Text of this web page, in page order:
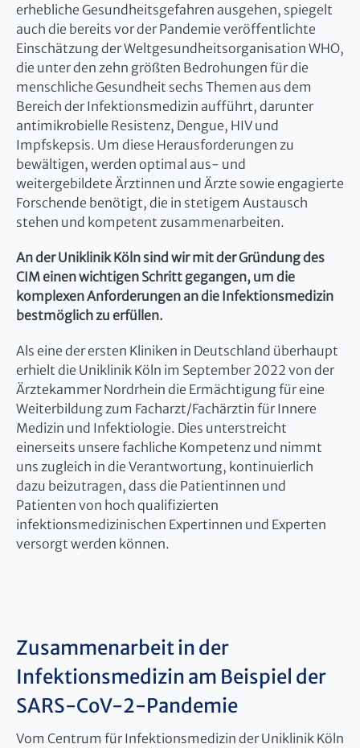
erhebliche Gesundheitsgefahren ausgehen, spiegelt
auch die bereits vor der Pandemie veröffentlichte
Einschätzung der Weltgesundheitsorganisation WHO,
die unter den zehn größten Bedrohungen für die
menschliche Gesundheit sechs Themen aus dem
Bereich der Infektionsmedizin aufführt, darunter
antimikrobielle Resistenz, Dengue, HIV und
Impfskepsis. Um diese Herausforderungen zu
bewältigen, werden optimal aus- und
weitergebildete Ärztinnen und Ärzte sowie engagierte
Forschende benötigt, die in stetigem Austausch
stehen und kompetent zusammenarbeiten.
An der Uniklinik Köln sind wir mit der Gründung des
CIM einen wichtigen Schritt gegangen, um die
komplexen Anforderungen an die Infektionsmedizin
bestmöglich zu erfüllen.
Als eine der ersten Kliniken in Deutschland überhaupt
erhielt die Uniklinik Köln im September 2022 von der
Ärztekammer Nordrhein die Ermächtigung für eine
Weiterbildung zum Facharzt/Fachärztin für Innere
Medizin und Infektiologie. Dies unterstreicht
einerseits unsere fachliche Kompetenz und nimmt
uns zugleich in die Verantwortung, kontinuierlich
dazu beizutragen, dass die Patientinnen und
Patienten von hoch qualifizierten
infektionsmedizinischen Expertinnen und Experten
versorgt werden können.
Zusammenarbeit in der
Infektionsmedizin am Beispiel der
SARS-CoV-2-Pandemie
Vom Centrum für Infektionsmedizin der Uniklinik Köln